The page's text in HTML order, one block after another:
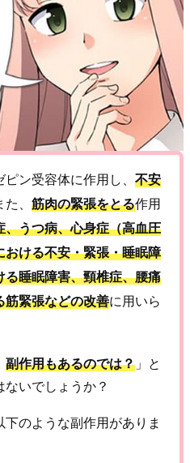
ン受容体に作用し、 不安
、 筋肉の緊張をとる作用
、うつ病、心身症（高血圧
ける不安・緊張・睡眠障
る睡眠障害、頸椎症、腰痛
筋緊張などの改善に用いら
副作用もあるのでは？ 」と
いでしょうか？
のような副作用がありま